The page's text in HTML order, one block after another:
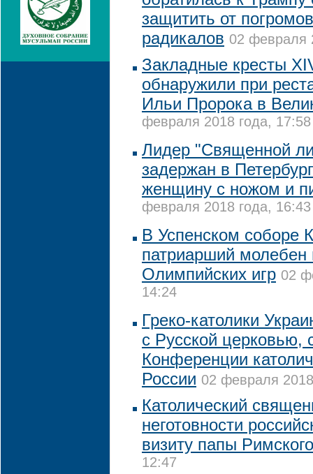
защитить от
радикалов 02 февраля
Закладные кресты
обнаружили при
Ильи Пророка в
февраля 2018 года, 17:58
Лидер "Священной
задержан в
женщину с ножом и
февраля 2018 года, 16:43
В Успенском соборе
патриарший молебен
Олимпийских игр 02
14:24
Греко-католики
с Русской церковью,
Конференции
России 02 февраля
Католический
неготовности
визиту папы Римского
12:47